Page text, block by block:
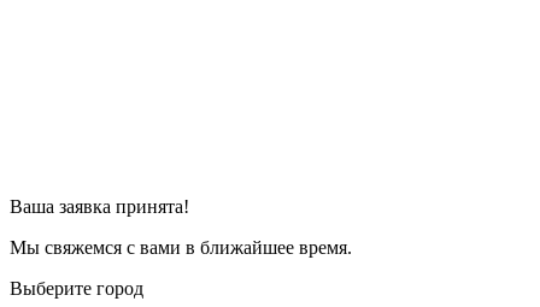
Ваша заявка принята!
Мы свяжемся с вами в ближайшее время.
Выберите город